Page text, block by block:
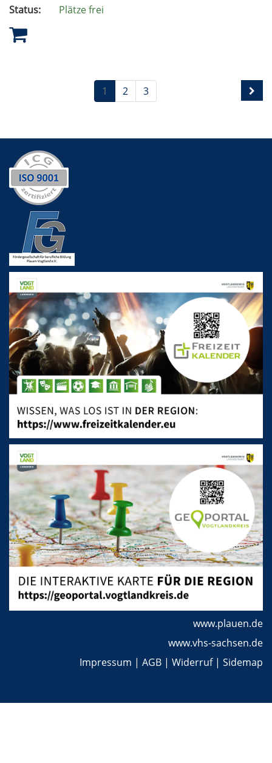
Status: Plätze frei
1 2 3
www.plauen.de
www.vhs-sachsen.de
Impressum | AGB | Widerruf| Sidemap